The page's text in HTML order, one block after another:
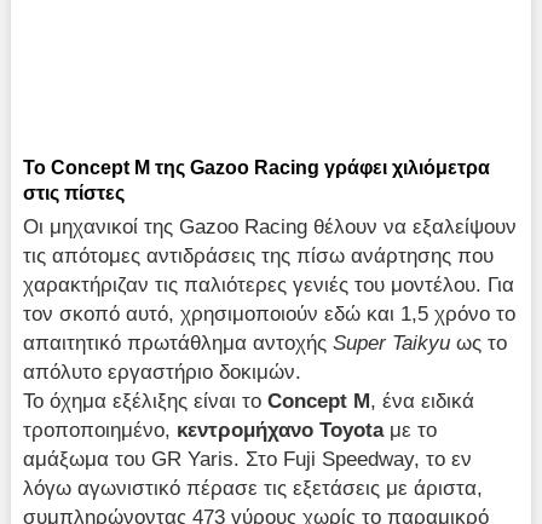
Το Concept M της Gazoo Racing γράφει χιλιόμετρα
στις πίστες
Οι μηχανικοί της Gazoo Racing θέλουν να εξαλείψουν
τις απότομες αντιδράσεις της πίσω ανάρτησης που
χαρακτήριζαν τις παλιότερες γενιές του μοντέλου. Για
τον σκοπό αυτό, χρησιμοποιούν εδώ και 1,5 χρόνο το
απαιτητικό πρωτάθλημα αντοχήςSuper Taikyu ως το
απόλυτο εργαστήριο δοκιμών.
Το όχημα εξέλιξης είναι τοConcept M , ένα ειδικά
τροποποιημένο, κεντρομήχανο Toyotaμε το
αμάξωμα του GR Yaris. Στο Fuji Speedway, το εν
λόγω αγωνιστικό πέρασε τις εξετάσεις με άριστα,
συμπληρώνοντας 473 γύρους χωρίς το παραμικρό